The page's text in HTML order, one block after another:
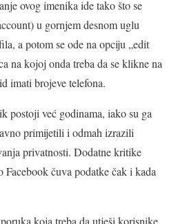
ovog imenika ide tako što se
u gornjem desnom uglu
a potom se ode na opciju „edit
na kojoj onda treba da se klikne na
imati brojeve telefona.
postoji već godinama, iako su ga
primijetili i odmah izrazili
privatnosti. Dodatne kritike
Facebook čuva podatke čak i kada
koja treba da utješi korisnike,